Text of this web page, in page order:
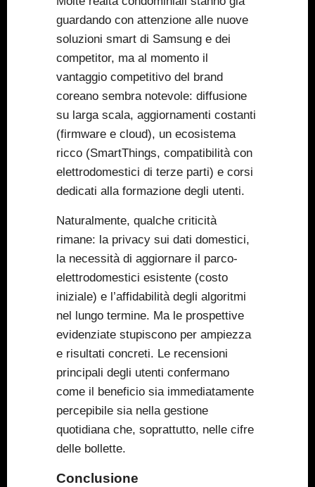
guardando con attenzione alle nuove
soluzioni smart di Samsung e dei
competitor, ma al momento il
vantaggio competitivo del brand
coreano sembra notevole: diffusione
su larga scala, aggiornamenti costanti
(firmware e cloud), un ecosistema
ricco (SmartThings, compatibilità con
elettrodomestici di terze parti) e corsi
dedicati alla formazione degli utenti.
Naturalmente, qualche criticità
rimane: la privacy sui dati domestici,
la necessità di aggiornare il parco-
elettrodomestici esistente (costo
iniziale) e l’affidabilità degli algoritmi
nel lungo termine. Ma le prospettive
evidenziate stupiscono per ampiezza
e risultati concreti. Le recensioni
principali degli utenti confermano
come il beneficio sia immediatamente
percepibile sia nella gestione
quotidiana che, soprattutto, nelle cifre
delle bollette.
Conclusione